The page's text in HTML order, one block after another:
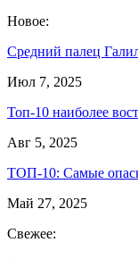
Новое:
Средний палец
Июл 7, 2025
Топ-10 наиболее
Авг 5, 2025
ТОП-10: Самые
Май 27, 2025
Свежее: